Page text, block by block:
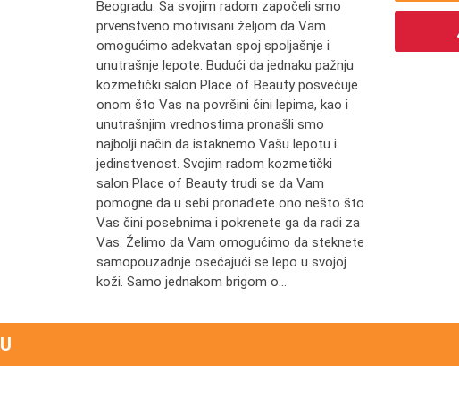
Beogradu. Sa svojim radom započeli smo
prvenstveno motivisani željom da Vam
omogućimo adekvatan spoj spoljašnje i
unutrašnje lepote. Budući da jednaku pažnju
kozmetički salon Place of Beauty posvećuje
onom što Vas na površini čini lepima, kao i
unutrašnjim vrednostima pronašli smo
najbolji način da istaknemo Vašu lepotu i
jedinstvenost. Svojim radom kozmetički
salon Place of Beauty trudi se da Vam
pomogne da u sebi pronađete ono nešto što
Vas čini posebnima i pokrenete ga da radi za
Vas. Želimo da Vam omogućimo da steknete
samopouzadnje osećajući se lepo u svojoj
koži. Samo jednakom brigom o...